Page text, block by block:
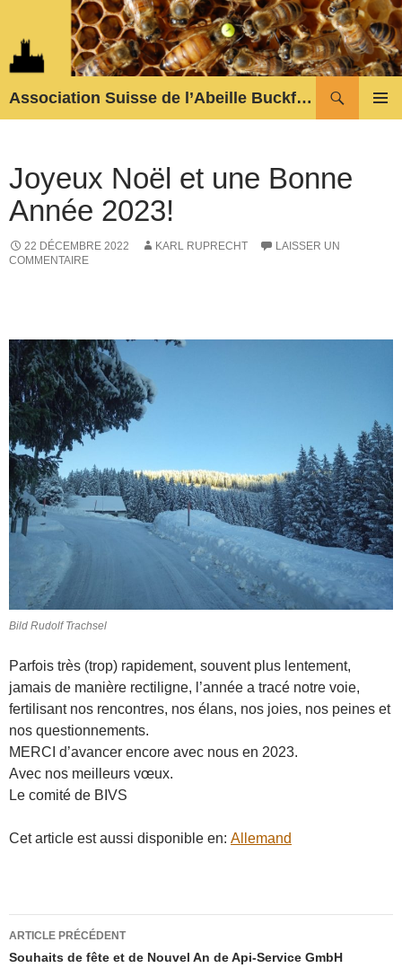
contenu
Association Suisse de l’Abeille Buckfast
Joyeux Noël et une Bonne
Année 2023!
22 DÉCEMBRE 2022 KARL RUPRECHT
LAISSER UN
COMMENTAIRE
Bild Rudolf Trachsel
Parfois très (trop) rapidement, souvent plus lentement,
jamais de manière rectiligne, l’année a tracé notre voie,
fertilisant nos rencontres, nos élans, nos joies, nos peines et
nos questionnements.
MERCI d’avancer encore avec nous en 2023.
Avec nos meilleurs vœux.
Le comité de BIVS
Cet article est aussi disponible en: Allemand
Navigation
des
ARTICLE PRÉCÉDENT
Souhaits de fête et de Nouvel An de Api-Service GmbH